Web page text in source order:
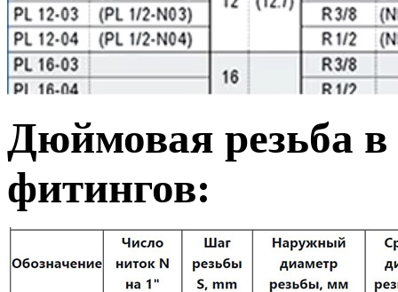
Дюймовая резьба в
фитингов: